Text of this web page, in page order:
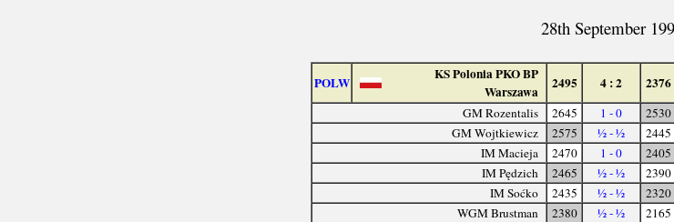
28th September
POLW
KS Polonia PKO BP
Warszawa
2495 4 : 2 2376
GM Rozentalis 2645 1 - 0 2530
GM Wojtkiewicz
2575 ½ - ½ 2445
IM Macieja
2470 1 - 0 2405
IM Pędzich
2465 ½ - ½ 2390
IM Soćko
2435 ½ - ½ 2320
WGM Brustman
2380 ½ - ½ 2165